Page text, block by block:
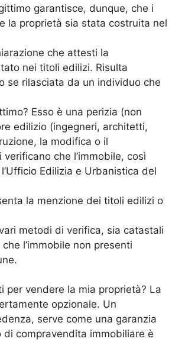
garantisce, dunque, che i
la proprietà sia stata costruita nel
che attesti la
nei titoli edilizi. Risulta
se rilasciata da un individuo che
Esso è una perizia (non
edilizio (ingegneri, architetti,
la modifica o il
che l’immobile, così
Edilizia e Urbanistica del
la menzione dei titoli edilizi o
metodi di verifica, sia catastali
l’immobile non presenti
vendere la mia proprietà? La
opzionale. Un
serve come una garanzia
di compravendita immobiliare è